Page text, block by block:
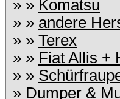
» » Komatsu
» » andere
» » Terex
» » Fiat Allis +
» »
» Dumper &